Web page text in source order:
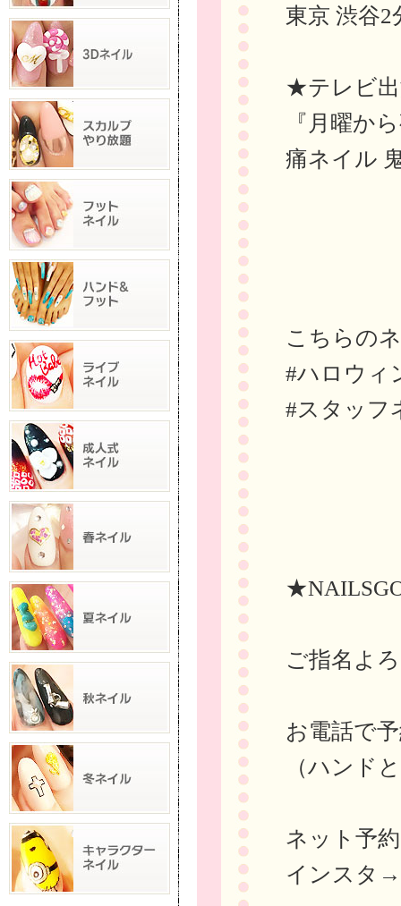
東京 渋谷
★テレビ
『月曜か
痛ネイル
こちらの
#ハロウィ
#スタッフ
ご指名よ
お電話で
（ハンド
ネット予
インスタ